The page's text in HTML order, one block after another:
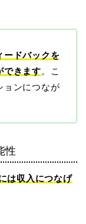
ードバックを
できます。こ
ョンにつなが
性
は収入につなげ